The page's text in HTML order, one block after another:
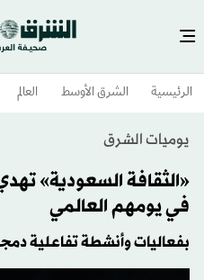
الرئيسية الشرق الأوسط​ العالم
يوميات الشرق
«الثقافة السعودية»
في يومهم العالمي
بفعاليات وأنشطة تفاعلية